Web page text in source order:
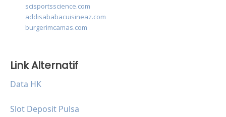
scisportsscience.com
addisababacuisineaz.com
burgerimcamas.com
Link Alternatif
Data HK
Slot Deposit Pulsa